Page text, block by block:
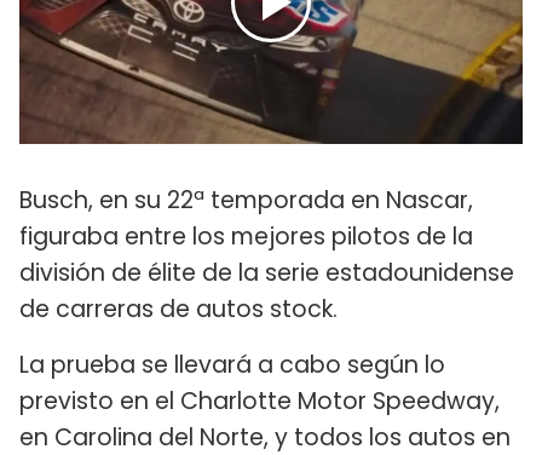
Busch, en su 22ª temporada en Nascar,
figuraba entre los mejores pilotos de la
división de élite de la serie estadounidense
de carreras de autos stock.
La prueba se llevará a cabo según lo
previsto en el Charlotte Motor Speedway,
en Carolina del Norte, y todos los autos en